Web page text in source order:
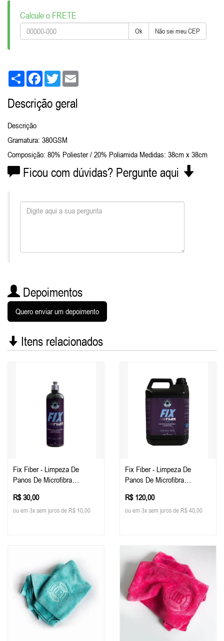
Calcule o FRETE
Ok Não sei meu CEP
Share FacebookTwitter
Descrição geral
Descrição
Gramatura: 380GSM
Composição: 80% Poliester / 20% Poliamida Medidas: 38cm x 38cm
Ficou com dúvidas? Pergunte aqui
Depoimentos
Quero enviar um depoimento
Itens relacionados
Fix Fiber - Limpeza De
Panos De Microfibra
Tech
R$ 30,00
ou em 3x sem juros de R$ 10,00
Fix Fiber - Limpeza De
Panos De Microfibra
Tech
R$ 120,00
ou em 3x sem juros de R$ 40,00